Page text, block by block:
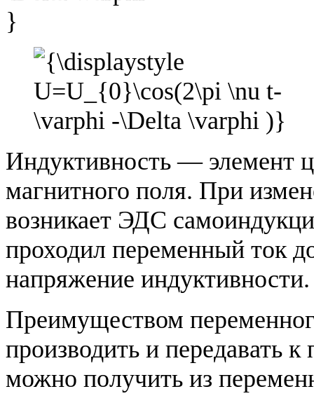
Индуктивность — элемент
магнитного поля. При
возникает ЭДС
проходил переменный ток
напряжение индуктивности.
Преимуществом
производить и передавать
можно получить из